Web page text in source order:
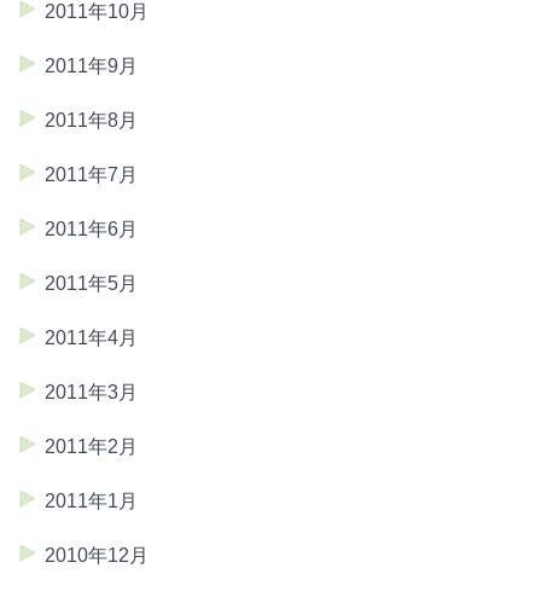
2011年10月
2011年9月
2011年8月
2011年7月
2011年6月
2011年5月
2011年4月
2011年3月
2011年2月
2011年1月
2010年12月